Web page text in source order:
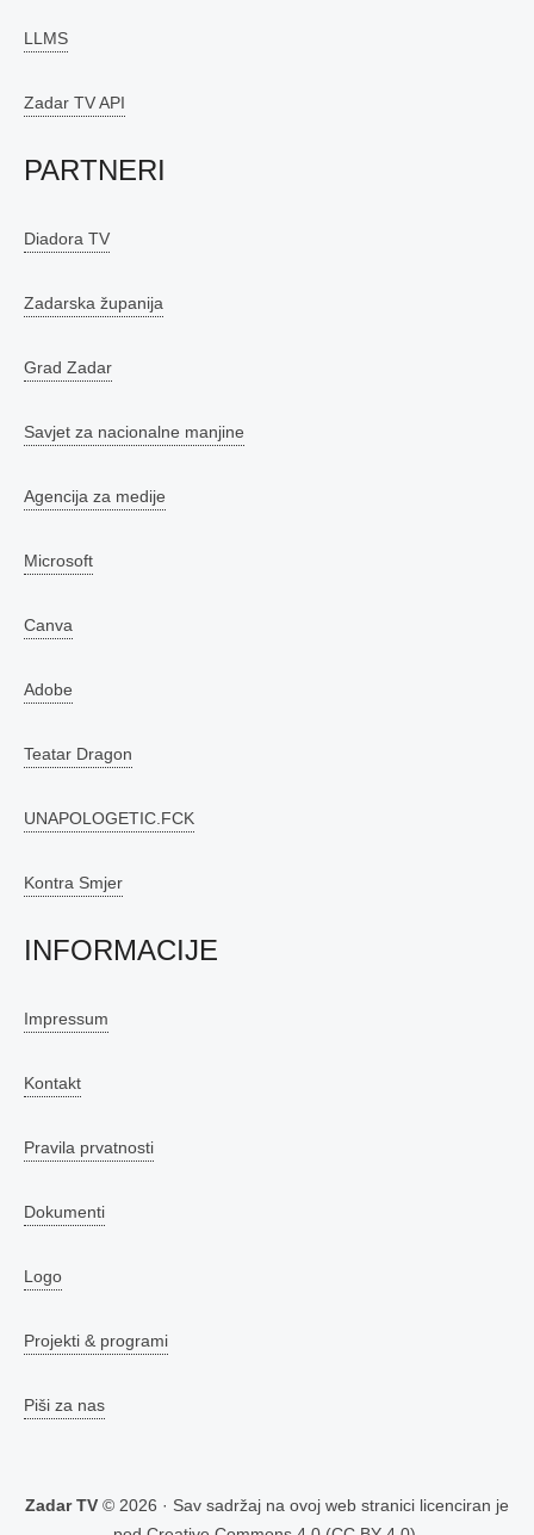
LLMS
Zadar TV API
PARTNERI
Diadora TV
Zadarska županija
Grad Zadar
Savjet za nacionalne manjine
Agencija za medije
Microsoft
Canva
Adobe
Teatar Dragon
UNAPOLOGETIC.FCK
Kontra Smjer
INFORMACIJE
Impressum
Kontakt
Pravila prvatnosti
Dokumenti
Logo
Projekti & programi
Piši za nas
Zadar TV © 2026 · Sav sadržaj na ovoj web stranici licenciran je